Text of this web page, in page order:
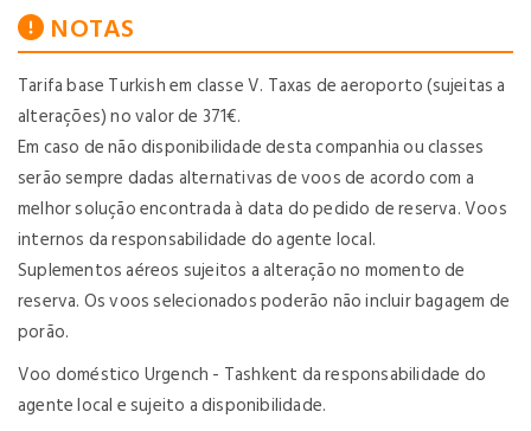
NOTAS
Tarifa base Turkish em classe V. Taxas de aeroporto (sujeitas a
alterações) no valor de 371€.
Em caso de não disponibilidade desta companhia ou classes
serão sempre dadas alternativas de voos de acordo com a
melhor solução encontrada à data do pedido de reserva. Voos
internos da responsabilidade do agente local.
Suplementos aéreos sujeitos a alteração no momento de
reserva. Os voos selecionados poderão não incluir bagagem de
porão.
Voo doméstico Urgench - Tashkent da responsabilidade do
agente local e sujeito a disponibilidade.